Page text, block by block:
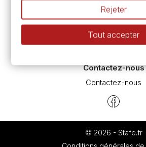
L’aquarelle en tubes ou en
Le vocabulaire technique de
Différence entre peinture Fine
Préparer une toile pour peinture à
Contactez-nous
Contactez-nous
© 2026 - Stafe.fr
Rejeter
Tout accepter